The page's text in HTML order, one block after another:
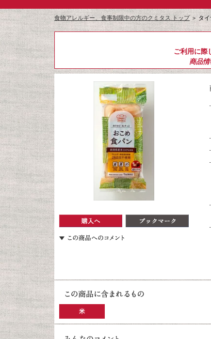
食物アレルギー、食事制限中の方のクミタス トップ＞タ
ご利用に際
商品
米